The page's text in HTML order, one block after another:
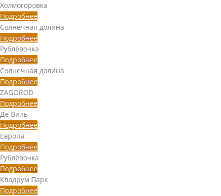
Холмогоровка
Подробнее
Солнечная долина
Подробнее
Рублёвочка
Подробнее
Солнечная долина
Подробнее
ZAGOROD
Подробнее
Де Виль
Подробнее
Европа
Подробнее
Рублёвочка
Подробнее
Квадрум Парк
Подробнее